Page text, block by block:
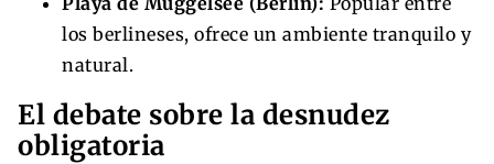
los berlineses, ofrece un ambiente tranquilo y
natural.
El debate sobre la desnudez
obligatoria